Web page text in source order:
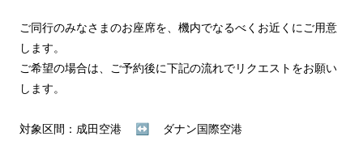
ご同行のみなさまのお座席を、機内でなるべくお近くにご用意
します。
ご希望の場合は、ご予約後に下記の流れでリクエストをお願い
します。
対象区間：成田空港 ↔︎ ダナン国際空港